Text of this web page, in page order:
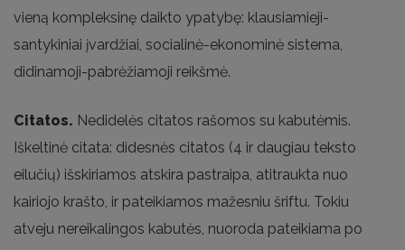
vieną kompleksinę daikto ypatybę: klausiamieji-
santykiniai įvardžiai, socialinė-ekonominė sistema,
didinamoji-pabrėžiamoji reikšmė.
Citatos. Nedidelės citatos rašomos su kabutėmis.
Iškeltinė citata: didesnės citatos (4 ir daugiau teksto
eilučių) išskiriamos atskira pastraipa, atitraukta nuo
kairiojo krašto, ir pateikiamos mažesniu šriftu. Tokiu
atveju nereikalingos kabutės, nuoroda pateikiama po